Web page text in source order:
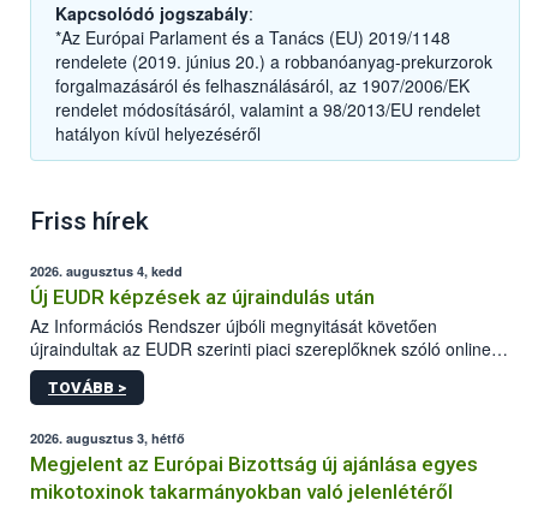
Kapcsolódó jogszabály:
*Az Európai Parlament és a Tanács (EU) 2019/1148
rendelete (2019. június 20.) a robbanóanyag-prekurzorok
forgalmazásáról és felhasználásáról, az 1907/2006/EK
rendelet módosításáról, valamint a 98/2013/EU rendelet
hatályon kívül helyezéséről
Friss hírek
2026. augusztus 4, kedd
Új EUDR képzések az újraindulás után
Az Információs Rendszer újbóli megnyitását követően
újraindultak az EUDR szerinti piaci szereplőknek szóló online
képzések.
TOVÁBB >
2026. augusztus 3, hétfő
Megjelent az Európai Bizottság új ajánlása egyes
mikotoxinok takarmányokban való jelenlétéről